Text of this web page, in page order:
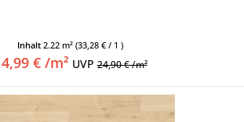
Inhalt 2.22 m² (33,28 € / 1 )
€ /m² UVP24,90 € /m²